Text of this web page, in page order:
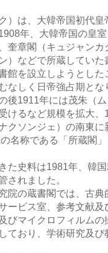
）は、大韓帝国初代
年、大韓帝国の皇
奎章閣（キュジャン
）などで所蔵してい
館を設立しようとし
なしく日帝強占期と
後1911年には茂朱（
けるなど規模を拡大
クソンジェ）の南東
名称である「所蔵閣
た史料は1981年、韓
されました。
院の蔵書閣では、古
ービス室、参考文献
びマイクロフィルム
ており、学術研究及